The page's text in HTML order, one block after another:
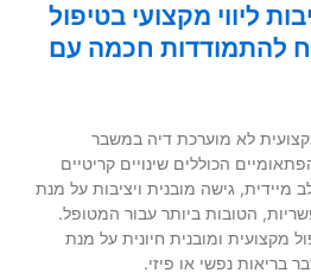
ליווי מקצועי בטיפול
להתמודדות חכמה עם
לא מוערכת דיה במשבר
הכוללים שינויים קריטיים
גישה מובנית ויציבות על מנת
הטובות ביותר עבור המטופל.
מקצועית ומובנית חיונית על מנת
בריאות נפשי או פיזי.